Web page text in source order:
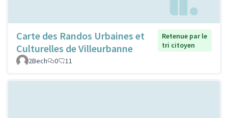
Carte des Randos Urbaines et
Culturelles de Villeurbanne
Retenue par le
tri citoyen
2Bech
0 11